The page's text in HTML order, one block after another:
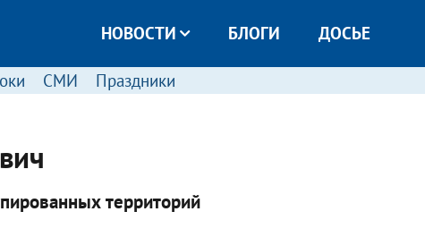
НОВОСТИ БЛОГИ ДОСЬЕ
СМИ Праздники
территорий